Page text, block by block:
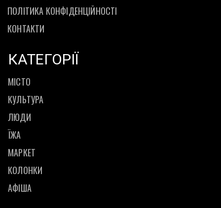
ПОЛІТИКА КОНФІДЕНЦІЙНОСТІ
КОНТАКТИ
КАТЕГОРІЇ
МІСТО
КУЛЬТУРА
ЛЮДИ
ЇЖА
МАРКЕТ
КОЛОНКИ
АФІША